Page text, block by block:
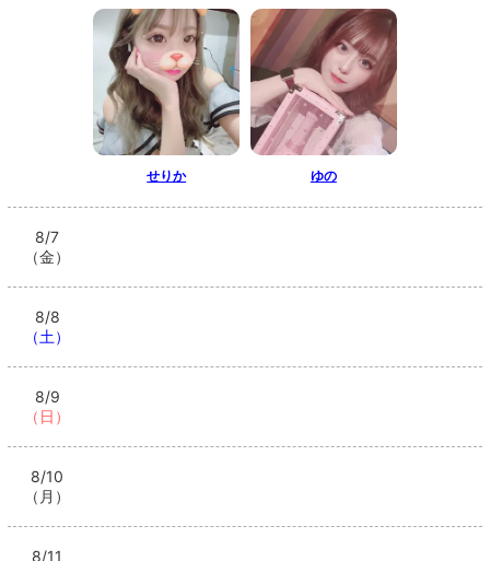
せりか ゆの
8/7
（金）
8/8
（土）
8/9
（日）
8/10
（月）
8/11